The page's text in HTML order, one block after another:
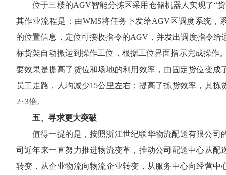
位于三楼的AGV智能分拣区采用仓储机器人实现了“
其作业流程是：由WMS将任务下发给AGV区调度系统，
的位置信息，定位可接收指令的AGV，并发出调度指令给
标货架自动搬运到操作工位，根据工位界面指示完成操作
要效果是提高了货位和场地的利用效率，由固定货位变成
员工走路，人均减少15公里左右；提高了拣货效率，其拣
2~3倍。
五、寻求更大突破
值得一提的是，按照浙江世纪联华物流配送有限公司
司近年来一直努力推进物流变革，推动公司配送中心从配
转变，从企业物流向物流企业转变，从服务中心向经营中